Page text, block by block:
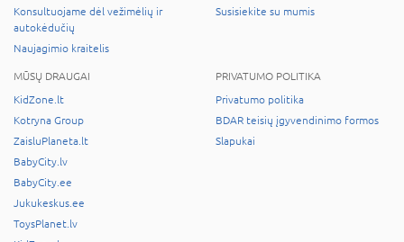
Konsultuojame dėl vežimėlių ir
autokėdučių
Naujagimio kraitelis
Susisiekite su mumis
MŪSŲ DRAUGAI
KidZone.lt
Kotryna Group
ZaisluPlaneta.lt
BabyCity.lv
BabyCity.ee
Jukukeskus.ee
ToysPlanet.lv
PRIVATUMO POLITIKA
Privatumo politika
BDAR teisių įgyvendinimo formos
Slapukai